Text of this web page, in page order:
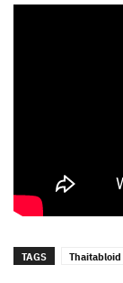
TAGS Thaitabloid